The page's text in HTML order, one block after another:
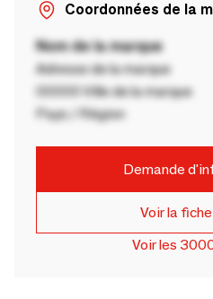
Coordonnées de la
Nom de la marque
Adresse de la marque
00000 Ville de la marque
Pays / Région
Demande
Voir la
Voir les